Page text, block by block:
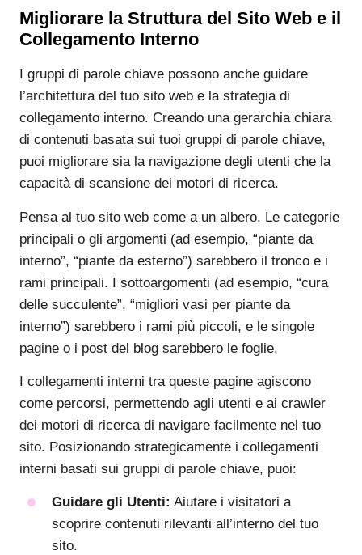
Migliorare la Struttura del Sito Web e il
Collegamento Interno
I gruppi di parole chiave possono anche guidare
l’architettura del tuo sito web e la strategia di
collegamento interno. Creando una gerarchia chiara
di contenuti basata sui tuoi gruppi di parole chiave,
puoi migliorare sia la navigazione degli utenti che la
capacità di scansione dei motori di ricerca.
Pensa al tuo sito web come a un albero. Le categorie
principali o gli argomenti (ad esempio, “piante da
interno”, “piante da esterno”) sarebbero il tronco e i
rami principali. I sottoargomenti (ad esempio, “cura
delle succulente”, “migliori vasi per piante da
interno”) sarebbero i rami più piccoli, e le singole
pagine o i post del blog sarebbero le foglie.
I collegamenti interni tra queste pagine agiscono
come percorsi, permettendo agli utenti e ai crawler
dei motori di ricerca di navigare facilmente nel tuo
sito. Posizionando strategicamente i collegamenti
interni basati sui gruppi di parole chiave, puoi:
Guidare gli Utenti: Aiutare i visitatori a
scoprire contenuti rilevanti all’interno del tuo
sito.